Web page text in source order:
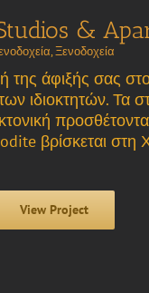
&
,Ξενοδοχεία
της άφιξής σας
ιδιοκτητών. Τα
βρίσκεται
View Project